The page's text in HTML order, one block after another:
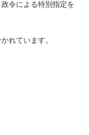
令による特別指定を
れています。